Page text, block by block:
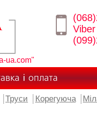
ua.com"
Viber
і оплата
Труси Корегуюча